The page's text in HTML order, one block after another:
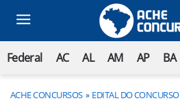
Federal AC AL AM AP BA
ACHE CONCURSOS EDITAL DO CONCURSO